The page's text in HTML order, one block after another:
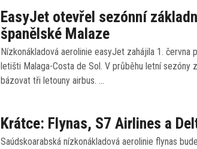
EasyJet otevřel sezónní
španělské Malaze
Nízkonákladová aerolinie easyJet zahájila 1. června
letišti Malaga-Costa de Sol. V průběhu letní sezóny
bázovat tři letouny airbus. …
Krátce: Flynas, S7 Airlines a
Saúdskoarabská nízkonákladová aerolinie flynas